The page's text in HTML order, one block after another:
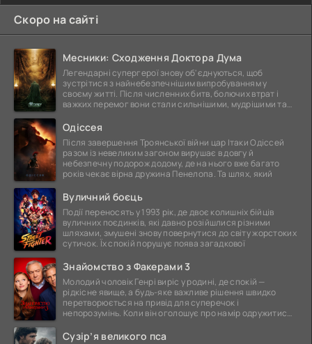
Скоро на сайті
Месники: Сходження Доктора Дума
Легендарні супергерої знову об'єднуються, щоб
зустрітися з найнебезпечнішим випробуванням у
своєму житті. Після численних битв, болючих втрат і
важких перемог вони стали сильнішими, мудрішими та
Одіссея
Після завершення Троянської війни цар Ітаки Одіссей
разом із невеликим загоном вирушає в довгу й
небезпечну подорож додому, де на нього вже багато
років чекає вірна дружина Пенелопа. Та шлях, який
Вуличний боєць
Події переносять у 1993 рік, де двоє колишніх бійців
вуличних поєдинків, які давно розійшлися різними
шляхами, змушені знову повернутися до світу жорстоких
сутичок. Їх спокій порушує поява загадкової
Знайомство з Факерами 3
Молодий чоловік Генрі виріс у родині, де спокій —
рідкісне явище, а будь-яке важливе рішення швидко
перетворюється на привід для суперечок і
непорозумінь. Коли він оголошує про намір одружитися,
Сузір’я великого пса